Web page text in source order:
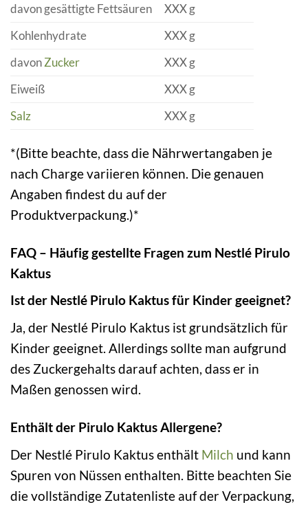
davon gesättigte Fettsäuren
XXX g
Kohlenhydrate
XXX g
davonZucker
XXX g
Eiweiß
XXX g
Salz
XXX g
*(Bitte beachte, dass die Nährwertangaben je
nach Charge variieren können. Die genauen
Angaben findest du auf der
Produktverpackung.)*
FAQ – Häufig gestellte Fragen zum Nestlé Pirulo
Kaktus
Ist der Nestlé Pirulo Kaktus für Kinder geeignet?
Ja, der Nestlé Pirulo Kaktus ist grundsätzlich für
Kinder geeignet. Allerdings sollte man aufgrund
des Zuckergehalts darauf achten, dass er in
Maßen genossen wird.
Enthält der Pirulo Kaktus Allergene?
Der Nestlé Pirulo Kaktus enthält Milch und kann
Spuren von Nüssen enthalten. Bitte beachten Sie
die vollständige Zutatenliste auf der Verpackung,